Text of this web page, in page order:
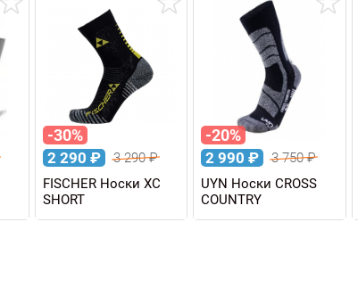
-30%
2 290 ₽ 3 290₽
FISCHER Носки XC
SHORT
-20%
2 990 ₽ 3 750₽
UYN Носки CROSS
COUNTRY